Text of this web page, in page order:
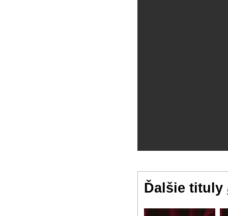
Ďalšie tituly